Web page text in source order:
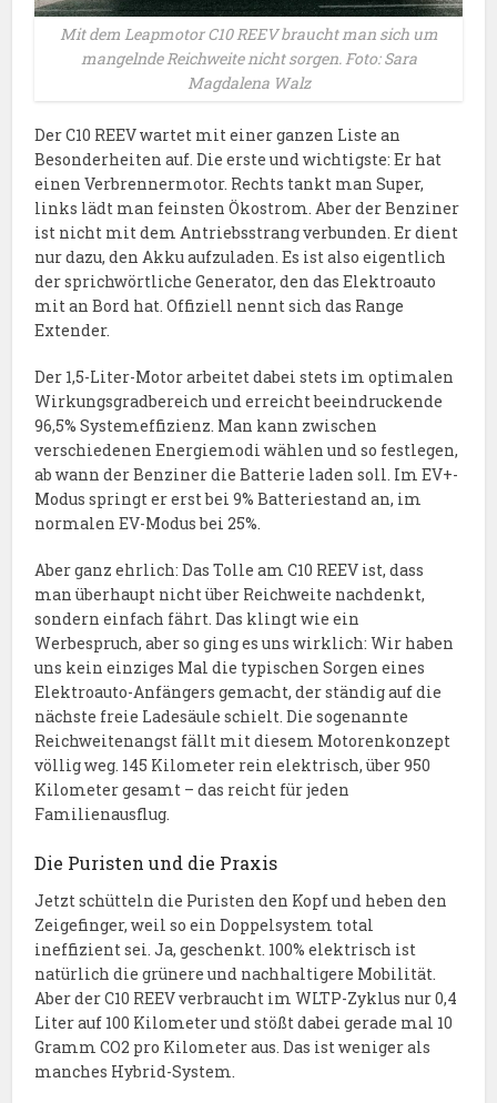
Mit dem Leapmotor C10 REEV braucht man sich um
mangelnde Reichweite nicht sorgen. Foto: Sara
Magdalena Walz
Der C10 REEV wartet mit einer ganzen Liste an
Besonderheiten auf. Die erste und wichtigste: Er hat
einen Verbrennermotor. Rechts tankt man Super,
links lädt man feinsten Ökostrom. Aber der Benziner
ist nicht mit dem Antriebsstrang verbunden. Er dient
nur dazu, den Akku aufzuladen. Es ist also eigentlich
der sprichwörtliche Generator, den das Elektroauto
mit an Bord hat. Offiziell nennt sich das Range
Extender.
Der 1,5-Liter-Motor arbeitet dabei stets im optimalen
Wirkungsgradbereich und erreicht beeindruckende
96,5% Systemeffizienz. Man kann zwischen
verschiedenen Energiemodi wählen und so festlegen,
ab wann der Benziner die Batterie laden soll. Im EV+-
Modus springt er erst bei 9% Batteriestand an, im
normalen EV-Modus bei 25%.
Aber ganz ehrlich: Das Tolle am C10 REEV ist, dass
man überhaupt nicht über Reichweite nachdenkt,
sondern einfach fährt. Das klingt wie ein
Werbespruch, aber so ging es uns wirklich: Wir haben
uns kein einziges Mal die typischen Sorgen eines
Elektroauto-Anfängers gemacht, der ständig auf die
nächste freie Ladesäule schielt. Die sogenannte
Reichweitenangst fällt mit diesem Motorenkonzept
völlig weg. 145 Kilometer rein elektrisch, über 950
Kilometer gesamt – das reicht für jeden
Familienausflug.
Die Puristen und die Praxis
Jetzt schütteln die Puristen den Kopf und heben den
Zeigefinger, weil so ein Doppelsystem total
ineffizient sei. Ja, geschenkt. 100% elektrisch ist
natürlich die grünere und nachhaltigere Mobilität.
Aber der C10 REEV verbraucht im WLTP-Zyklus nur 0,4
Liter auf 100 Kilometer und stößt dabei gerade mal 10
Gramm CO2 pro Kilometer aus. Das ist weniger als
manches Hybrid-System.